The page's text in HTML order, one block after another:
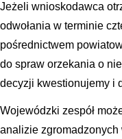
Jeżeli wnioskodawca
odwołania w terminie
pośrednictwem
do spraw orzekania o
decyzji kwestionujemy i
Wojewódzki zespół
analizie zgromadzonych